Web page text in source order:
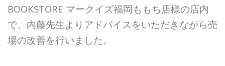
BOOKSTORE マークイズ福岡ももち店様の店内
で、内藤先生よりアドバイスをいただきながら売
場の改善を行いました。